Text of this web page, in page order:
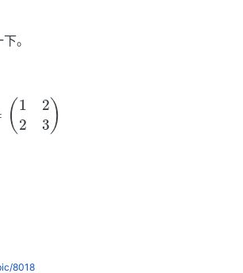
。
= (1 2 3
8018